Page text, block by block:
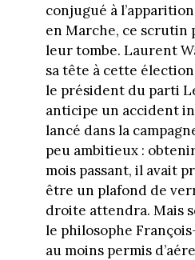
conjugué à
en Marche, ce
leur tombe. Laurent
sa tête à cette
le président du parti
anticipe un accident
lancé dans la
peu ambitieux :
mois passant, il avait
être un plafond de
droite attendra. Mais
le philosophe
au moins permis